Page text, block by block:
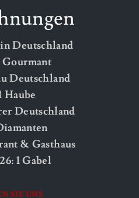
Deutschland
Deutschland
Haube
Deutschland
& Gasthaus
1 Gabel
SIE UNS